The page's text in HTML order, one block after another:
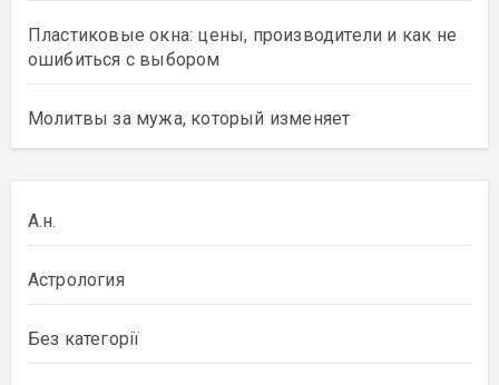
Пластиковые окна: цены, производители и как не
ошибиться с выбором
Молитвы за мужа, который изменяет
А.н.
Астрология
Без категорії